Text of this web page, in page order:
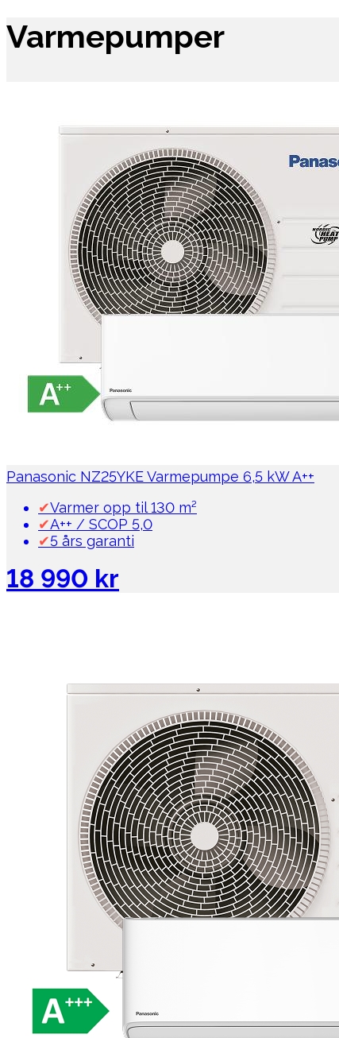
Varmepumper
Panasonic NZ25YKE Varmepumpe 6,5 kW A++
✔Varmer opp til 130 m²
✔A++ / SCOP 5,0
✔5 års garanti
18 990 kr